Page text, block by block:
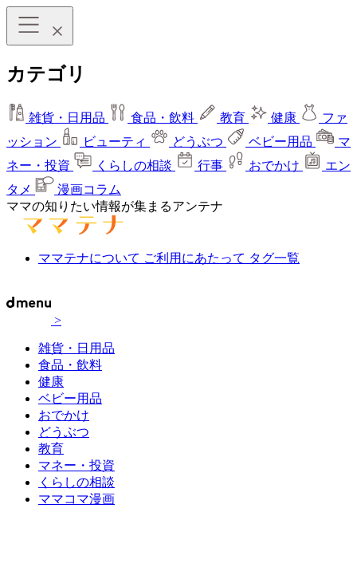
カテゴリ
雑貨・日用品 食品・飲料 教育 健康
ファ
ッション
ビューティ どうぶつ ベビー用品
マ
ネー・投資
くらしの相談 行事 おでかけ
エン
タメ
漫画コラム
ママの知りたい情報が集まるアンテナ
ママテナについて ご利用にあたって タグ一覧
>
雑貨・日用品
食品・飲料
健康
ベビー用品
おでかけ
どうぶつ
教育
マネー・投資
くらしの相談
ママコマ漫画